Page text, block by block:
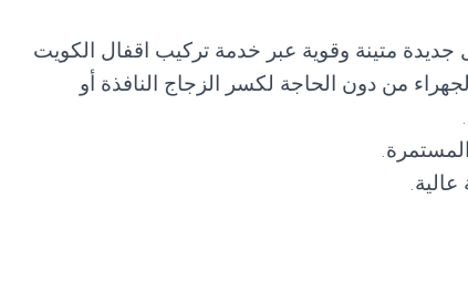
جديدة متينة وقوية عبر خدمة تركيب اقفال الكويت
من دون الحاجة لكسر الزجاج النافذة أو